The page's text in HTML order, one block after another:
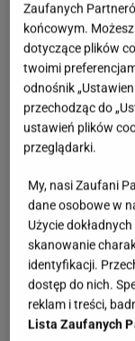
Zaufanych
końcowym.
dotyczące plików
twoimi
odnośnik
przechodząc do
ustawień plików
przeglądarki.
My, nasi Zaufani
dane osobowe w
Użycie
skanowanie
identyfikacji.
dostęp do nich.
reklam i treści,
Lista Zaufanych